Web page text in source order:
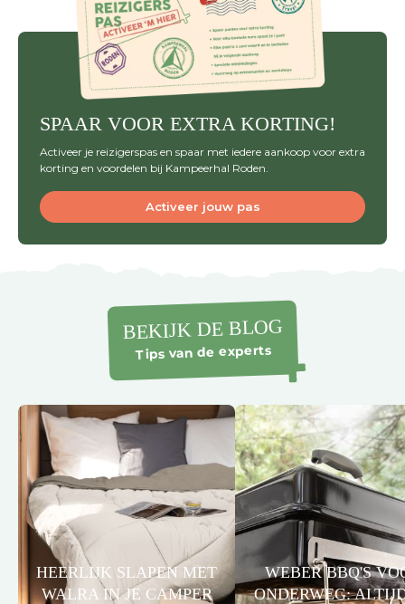
SPAAR VOOR EXTRA KORTING!
Activeer je reizigerspas en spaar met iedere aankoop voor extra
korting en voordelen bij Kampeerhal Roden.
Activeer jouw pas
BEKIJK DE BLOG
Tips van de experts
HEERLIJK SLAPEN MET
WALRA IN JE CAMPER
WEBER BBQ'S
ONDERWEG: